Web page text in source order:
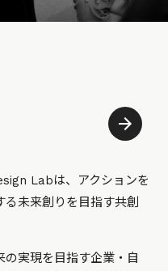
Labは、アクションを
未来創りを目指す共創
実現を目指す企業・自